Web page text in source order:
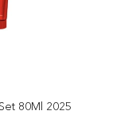
80Ml 2025